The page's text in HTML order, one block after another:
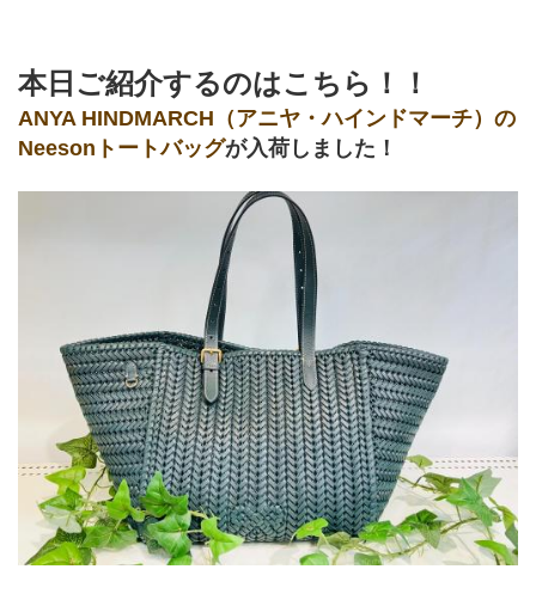
﻿本日ご紹介するのはこちら！！
ANYA HINDMARCH（アニヤ・ハインドマーチ）の
Neesonトートバッグが入荷しました！